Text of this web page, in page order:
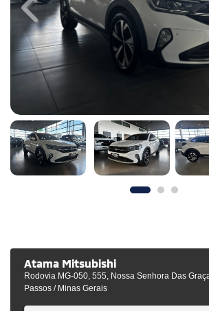
Previous
Atama Mitsubishi
Rodovia MG-050, 555, Nossa Senhora Das
Passos / Minas Gerais